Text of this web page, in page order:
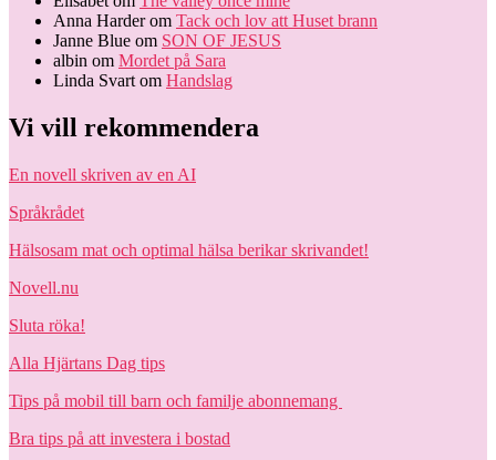
Anna Harderom Tack och lov att Huset brann
Janne Blue om SON OF JESUS
albin om Mordet på Sara
Linda Svart om Handslag
Vi vill rekommendera
En novell skriven av en AI
Språkrådet
Hälsosam mat och optimal hälsa berikar skrivandet!
Novell.nu
Sluta röka!
Alla Hjärtans Dag tips
Tips på mobil till barn och familje abonnemang
Bra tips på att investera i bostad